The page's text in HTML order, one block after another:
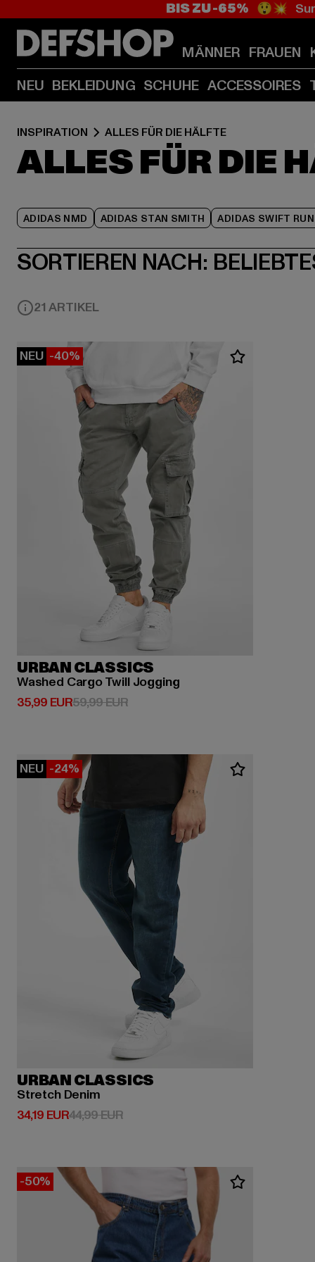
BIS ZU -65% 😲💥
MÄNNER FRAUEN
NEU BEKLEIDUNG SCHUHE ACCESSOIRES
INSPIRATION ALLES FÜR DIE HÄLFTE
ALLES FÜR DIE
ADIDAS NMD ADIDAS STAN SMITH ADIDAS SWIFT RUN
SORTIEREN NACH:
21 ARTIKEL
NEU -40%
URBAN CLASSICS
Washed Cargo Twill Jogging
35,99 EUR
Derzeitiger Preis: 35,99 EUR
59,99 EURAktionspreis: 59,99 EUR
NEU -24%
URBAN CLASSICS
Stretch Denim
34,19 EUR
Derzeitiger Preis: 34,19 EUR
44,99 EURAktionspreis: 44,99 EUR
-50%